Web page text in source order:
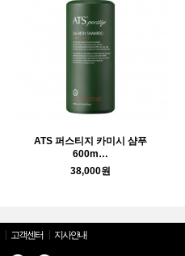
ATS 퍼스티지 카미시 샴푸
600m…
38,000원
고객센터 지사안내